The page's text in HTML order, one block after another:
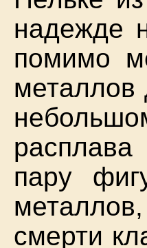
надежде
помимо
металлов
пару
смерти